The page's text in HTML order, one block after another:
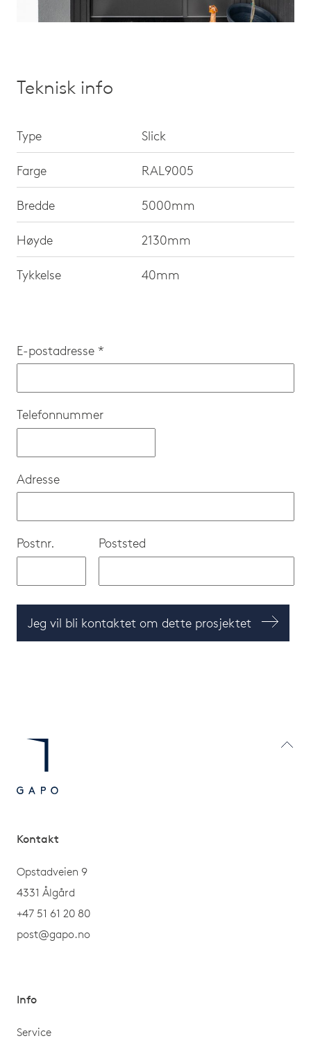
Teknisk info
Type Slick
Farge RAL9005
Bredde 5000mm
Høyde 2130mm
Tykkelse 40mm
E-postadresse *
Telefonnummer
Adresse
Postnr. Poststed
Jeg vil bli kontaktet om dette prosjektet
Kontakt
Opstadveien 9
4331 Ålgård
+47 51 61 20 80
post@gapo.no
Info
Service